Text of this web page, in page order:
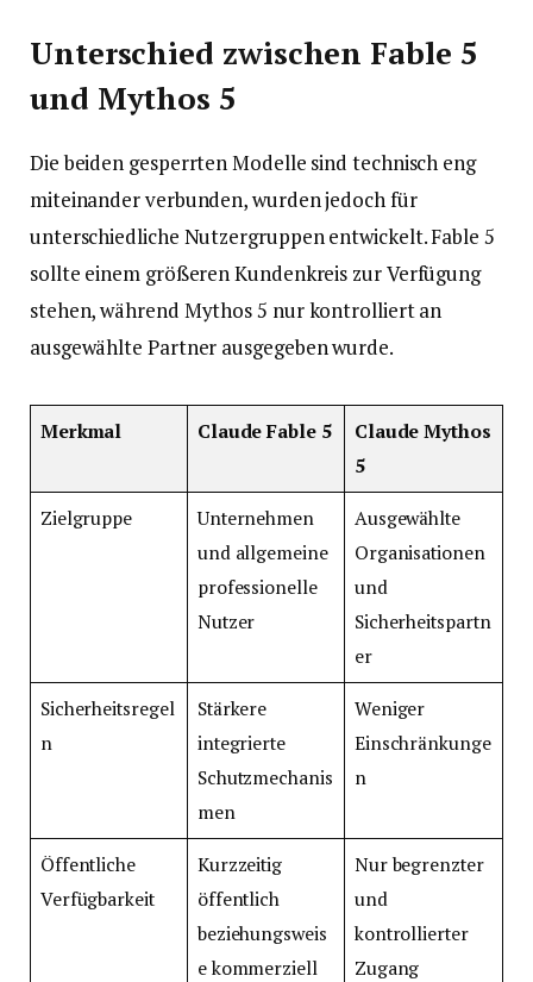
Unterschied zwischen Fable 5
und Mythos 5
Die beiden gesperrten Modelle sind technisch eng
miteinander verbunden, wurden jedoch für
unterschiedliche Nutzergruppen entwickelt. Fable 5
sollte einem größeren Kundenkreis zur Verfügung
stehen, während Mythos 5 nur kontrolliert an
ausgewählte Partner ausgegeben wurde.
Merkmal Claude Fable 5
Claude Mythos
5
Zielgruppe
Unternehmen
und allgemeine
professionelle
Nutzer
Ausgewählte
Organisationen
und
Sicherheitspartn
er
Sicherheitsregel
n
Stärkere
integrierte
Schutzmechanis
men
Weniger
Einschränkunge
n
Öffentliche
Verfügbarkeit
Kurzzeitig
öffentlich
beziehungsweis
e kommerziell
Nur begrenzter
und
kontrollierter
Zugang